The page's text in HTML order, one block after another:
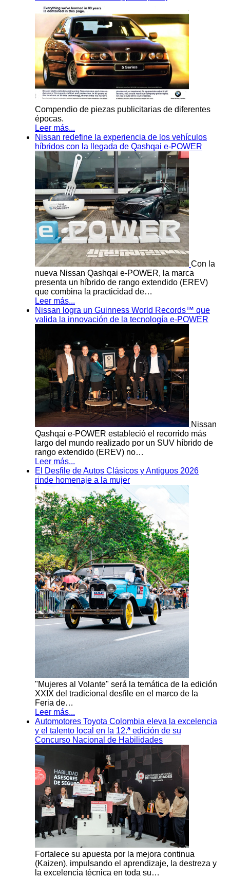
Compendio de piezas publicitarias de diferentes
épocas.
Leer más...
Nissan redefine la experiencia de los vehículos
híbridos con la llegada de Qashqai e-POWER
Con la
nueva Nissan Qashqai e-POWER, la marca
presenta un híbrido de rango extendido (EREV)
que combina la practicidad de…
Leer más...
Nissan logra un Guinness World Records™ que
valida la innovación de la tecnología e-POWER
Nissan
Qashqai e-POWER estableció el recorrido más
largo del mundo realizado por un SUV híbrido de
rango extendido (EREV) no…
Leer más...
El Desfile de Autos Clásicos y Antiguos 2026
rinde homenaje a la mujer
"Mujeres al Volante" será la temática de la edición
XXIX del tradicional desfile en el marco de la
Feria de…
Leer más...
Automotores Toyota Colombia eleva la excelencia
y el talento local en la 12.ª edición de su
Concurso Nacional de Habilidades
Fortalece su apuesta por la mejora continua
(Kaizen), impulsando el aprendizaje, la destreza y
la excelencia técnica en toda su…